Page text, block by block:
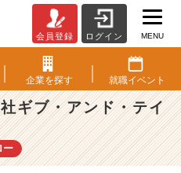
会員登録 ログイン MENU
企業を探す 就職イベント
ギブ・アンド・テイ
ー